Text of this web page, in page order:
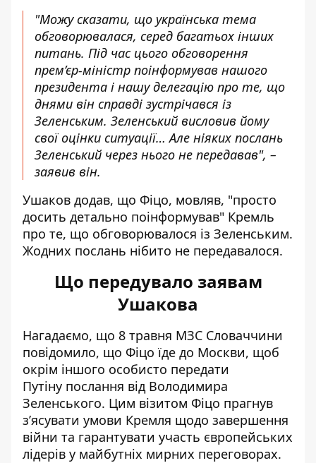
"Можу сказати, що українська тема
обговорювалася, серед багатьох інших
питань. Під час цього обговорення
прем’єр-міністр поінформував нашого
президента і нашу делегацію про те, що
днями він справді зустрічався із
Зеленським. Зеленський висловив йому
свої оцінки ситуації… Але ніяких послань
Зеленський через нього не передавав", –
заявив він.
Ушаков додав, що Фіцо, мовляв, "просто
досить детально поінформував" Кремль
про те, що обговорювалося із Зеленським.
Жодних послань нібито не передавалося.
Що передувало заявам
Ушакова
Нагадаємо, що 8 травня МЗС Словаччини
повідомило, що Фіцо їде до Москви, щоб
окрім іншого особисто передати
Путіну послання від Володимира
Зеленського. Цим візитом Фіцо прагнув
з’ясувати умови Кремля щодо завершення
війни та гарантувати участь європейських
лідерів у майбутніх мирних переговорах.